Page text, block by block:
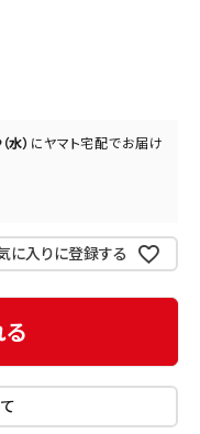
） に ヤマト宅配でお届け
に入りに登録する
る